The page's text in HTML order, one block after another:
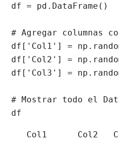
df = pd.DataFrame()
# Agregar columnas
df['Col1'] =
df['Col2'] =
df['Col3'] =
# Mostrar todo el
df